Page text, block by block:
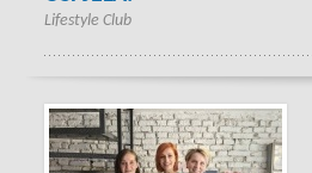
Lifestyle Club